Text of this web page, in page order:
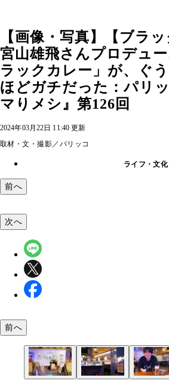
【画像・写真】【ブラ
宮山雄飛さんプロデュ
ラックカレー」が、ぐ
ほどガチだった：パリ
マりメシ』第126回
2024年03月22日 11:40 更新
取材・文・撮影／パリッコ
ライフ・文化
前へ
次へ
前へ